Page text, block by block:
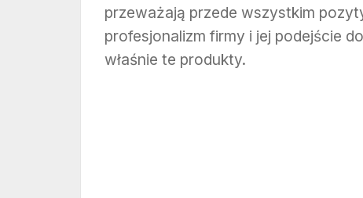
przeważają przede wszystkim
profesjonalizm firmy i jej podejście
właśnie te produkty.